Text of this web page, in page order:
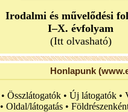
Irodalmi és művelődési
I–X. évfolyam
(Itt olvasható)
Honlapunk
• Összlátogatók • Új látogatók •
• Oldal/látogatás •